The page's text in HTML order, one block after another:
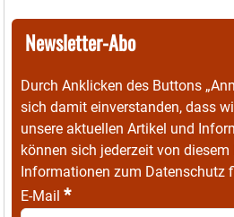
Newsletter-Abo
Durch Anklicken des Buttons
sich damit einverstanden, dass
unsere aktuellen Artikel und
können sich jederzeit von
Informationen zum Datenschutz
E-Mail *